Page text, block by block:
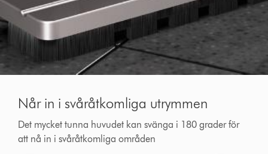
Når in i svåråtkomliga utrymmen
Det mycket tunna huvudet kan svänga i 180 grader för
att nå in i svåråtkomliga områden